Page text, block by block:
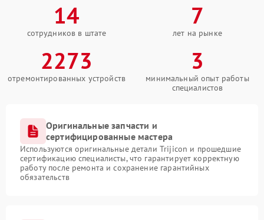
14
сотрудников в штате
7
лет на рынке
2273
отремонтированных устройств
3
минимальный опыт работы
специалистов
Оригинальные запчасти и
сертифицированные мастера
Используются оригинальные детали Trijicon и прошедшие
сертификацию специалисты, что гарантирует корректную
работу после ремонта и сохранение гарантийных
обязательств